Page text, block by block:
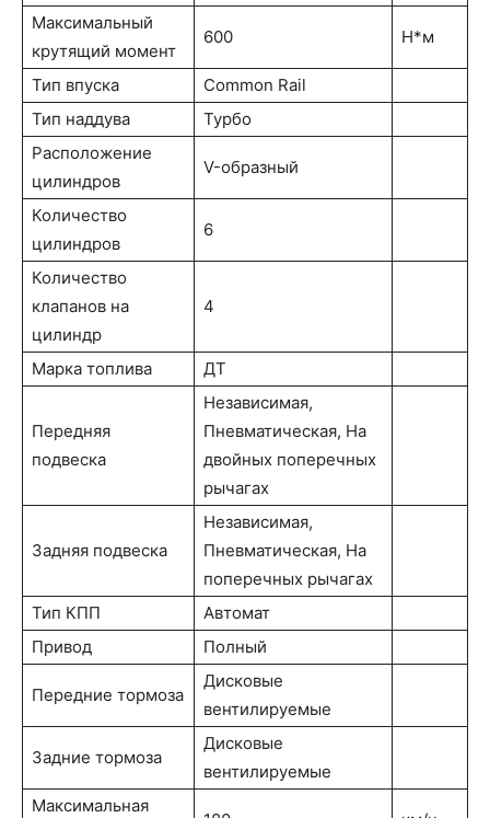
Максимальный
крутящий момент
600 Н*м
Тип впуска
Common Rail
Тип наддува
Турбо
Расположение
цилиндров
V-образный
Количество
цилиндров
6
Количество
клапанов на
цилиндр
4
Марка топлива ДТ
Передняя
подвеска
Независимая,
Пневматическая, На
двойных поперечных
рычагах
Задняя подвеска
Независимая,
Пневматическая, На
поперечных рычагах
Тип КПП
Автомат
Привод
Полный
Передние тормоза
Дисковые
вентилируемые
Задние тормоза
Дисковые
вентилируемые
Максимальная